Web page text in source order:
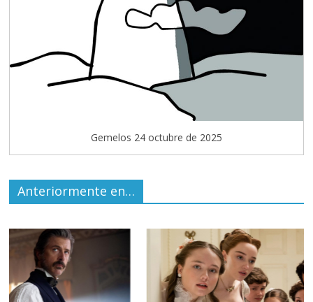
Gemelos 24 octubre de 2025
Anteriormente en…